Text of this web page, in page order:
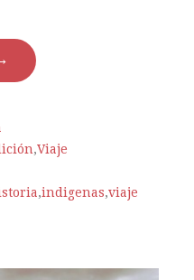
,Viaje
,indigenas,viaje